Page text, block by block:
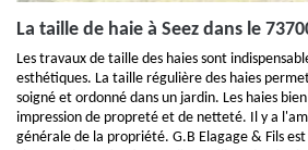
La taille de haie à Seez dans le
Les travaux de taille des haies sont
esthétiques. La taille régulière des haies
soigné et ordonné dans un jardin. Les haies
impression de propreté et de netteté. Il y a
générale de la propriété. G.B Elagage & Fils